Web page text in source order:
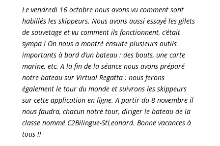
Le vendredi 16 octobre nous avons vu comment sont
habillés les skippeurs. Nous avons aussi essayé les gilets
de sauvetage et vu comment ils fonctionnent, c’était
sympa ! On nous a montré ensuite plusieurs outils
importants à bord d’un bateau : des bouts, une carte
marine, etc. A la fin de la séance nous avons préparé
notre bateau sur Virtual Regatta : nous ferons
également le tour du monde et suivrons les skippeurs
sur cette application en ligne. A partir du 8 novembre il
nous faudra, chacun notre tour, diriger le bateau de la
classe nommé C2Bilingue-StLeonard. Bonne vacances à
tous !!